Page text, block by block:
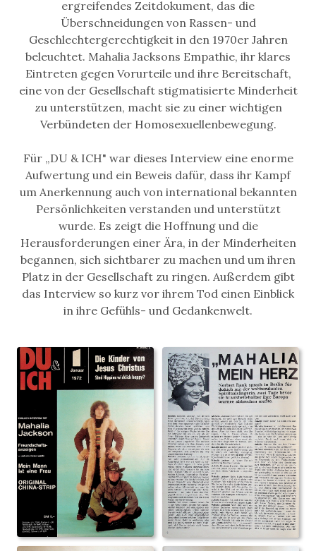
ergreifendes Zeitdokument, das die
Überschneidungen von Rassen- und
Geschlechtergerechtigkeit in den 1970er Jahren
beleuchtet. Mahalia Jacksons Empathie, ihr klares
Eintreten gegen Vorurteile und ihre Bereitschaft,
eine von der Gesellschaft stigmatisierte Minderheit
zu unterstützen, macht sie zu einer wichtigen
Verbündeten der Homosexuellenbewegung.
Für „DU & ICH" war dieses Interview eine enorme
Aufwertung und ein Beweis dafür, dass ihr Kampf
um Anerkennung auch von international bekannten
Persönlichkeiten verstanden und unterstützt
wurde. Es zeigt die Hoffnung und die
Herausforderungen einer Ära, in der Minderheiten
begannen, sich sichtbarer zu machen und um ihren
Platz in der Gesellschaft zu ringen. Außerdem gibt
das Interview so kurz vor ihrem Tod einen Einblick
in ihre Gefühls- und Gedankenwelt.